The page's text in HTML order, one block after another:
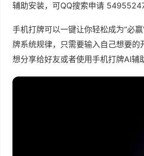
辅助安装，可QQ搜索申请
手机打牌可以一键让你轻松成为“必
牌系统规律，只需要输入自己想要
想分享给好友或者使用手机打牌AI辅